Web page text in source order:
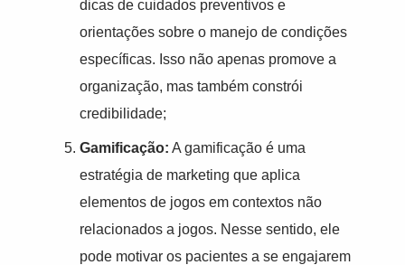
dicas de cuidados preventivos e
orientações sobre o manejo de condições
específicas. Isso não apenas promove a
organização, mas também constrói
credibilidade;
Gamificação: A gamificação é uma
estratégia de marketing que aplica
elementos de jogos em contextos não
relacionados a jogos. Nesse sentido, ele
pode motivar os pacientes a se engajarem